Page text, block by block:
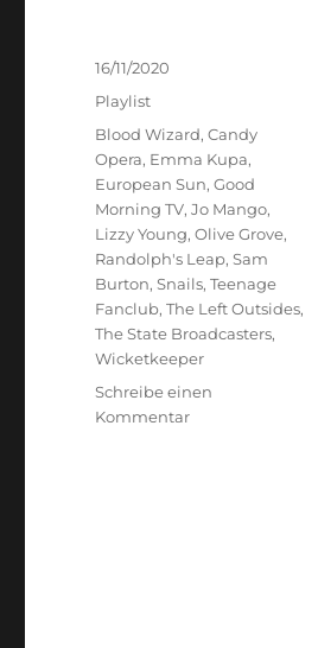
Veröffentlicht
am
16/11/2020
Kategorien
Playlist
Schlagwörter
Blood Wizard,Candy
Opera, Emma Kupa,
European Sun,Good
Morning TV,Jo Mango,
Lizzy Young,Olive Grove,
Randolph's Leap,Sam
Burton,Snails,Teenage
Fanclub,The Left Outsides,
The State Broadcasters,
Wicketkeeper
Schreibe einen
Kommentarzu